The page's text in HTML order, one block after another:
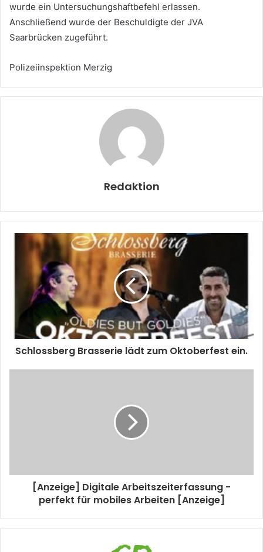
wurde ein Untersuchungshaftbefehl erlassen.
Anschließend wurde der Beschuldigte der JVA
Saarbrücken zugeführt.
Polizeiinspektion Merzig
Redaktion
Schlossberg Brasserie lädt zum Oktoberfest ein.
[Anzeige] Digitale Arbeitszeiterfassung -
perfekt für mobiles Arbeiten [Anzeige]